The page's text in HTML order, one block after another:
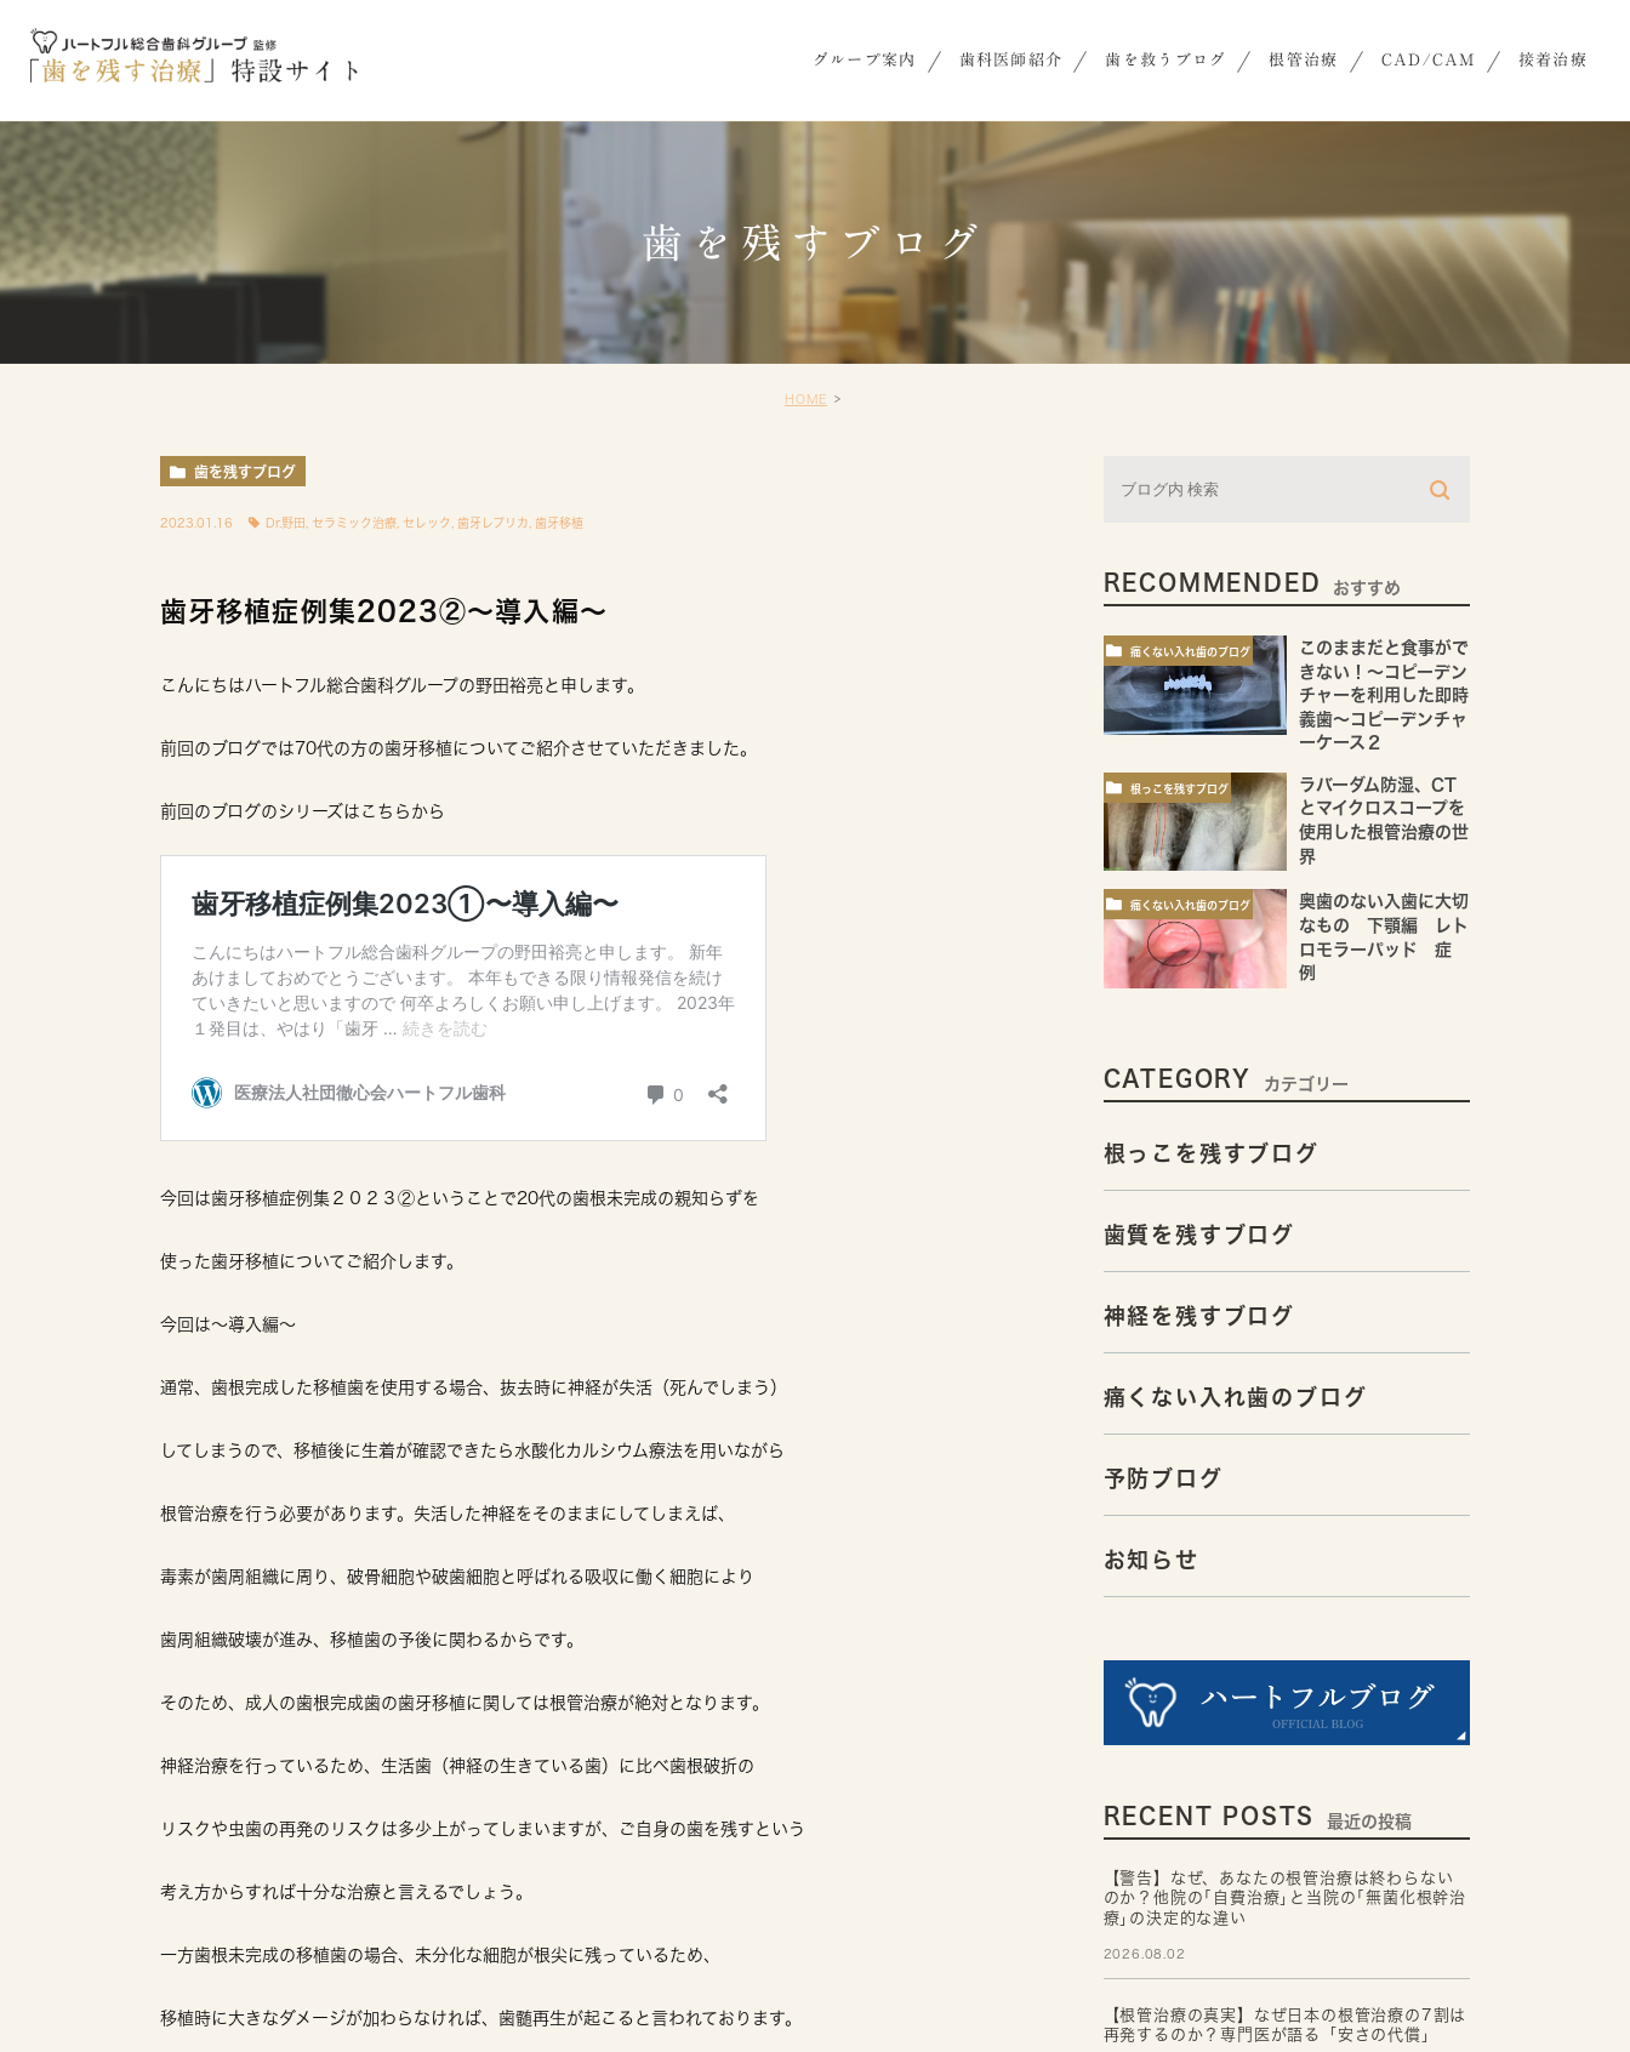
グループ案内 歯科医師紹介 歯を救うブログ 根管治療 CAD/CAM 接着治療
歯を残すブログ
HOME
歯を残すブログ
2023.01.16 Dr.野田 セラミック治療 セレック 歯牙レプリカ 歯牙移植
歯牙移植症例集2023②〜導入編〜
こんにちはハートフル総合歯科グループの野田裕亮と申します。
前回のブログでは70代の方の歯牙移植についてご紹介させていただきました。
前回のブログのシリーズはこちらから
今回は歯牙移植症例集２０２３②ということで20代の歯根未完成の親知らずを
使った歯牙移植についてご紹介します。
今回は〜導入編〜
通常、歯根完成した移植歯を使用する場合、抜去時に神経が失活（死んでしまう）
してしまうので、移植後に生着が確認できたら水酸化カルシウム療法を用いながら
根管治療を行う必要があります。失活した神経をそのままにしてしまえば、
毒素が歯周組織に周り、破骨細胞や破歯細胞と呼ばれる吸収に働く細胞により
歯周組織破壊が進み、移植歯の予後に関わるからです。
そのため、成人の歯根完成歯の歯牙移植に関しては根管治療が絶対となります。
神経治療を行っているため、生活歯（神経の生きている歯）に比べ歯根破折の
リスクや虫歯の再発のリスクは多少上がってしまいますが、ご自身の歯を残すという
考え方からすれば十分な治療と言えるでしょう。
一方歯根未完成の移植歯の場合、未分化な細胞が根尖に残っているため、
移植時に大きなダメージが加わらなければ、歯髄再生が起こると言われております。
RECOMMENDED おすすめ
痛くない入れ歯のブログ
このままだと食事がで
きない！～コピーデン
チャーを利用した即時
義歯～コピーデンチャ
ーケース２
根っこを残すブログ
ラバーダム防湿、CT
とマイクロスコープを
使用した根管治療の世
界
痛くない入れ歯のブログ
奥歯のない入歯に大切
なもの 下顎編 レト
ロモラーパッド 症
例
CATEGORY カテゴリー
根っこを残すブログ
歯質を残すブログ
神経を残すブログ
痛くない入れ歯のブログ
予防ブログ
お知らせ
RECENT POSTS 最近の投稿
【警告】なぜ、あなたの根管治療は終わらない
のか？他院の｢自費治療｣と当院の｢無菌化根幹治
療｣の決定的な違い
2026.08.02
【根管治療の真実】なぜ日本の根管治療の7割は
再発するのか？専門医が語る「安さの代償」